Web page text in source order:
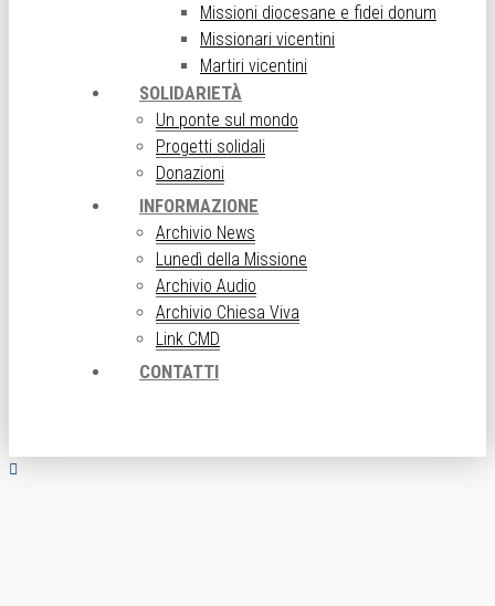
Missioni diocesane e fidei donum
Missionari vicentini
Martiri vicentini
SOLIDARIETÀ
Un ponte sul mondo
Progetti solidali
Donazioni
INFORMAZIONE
Archivio News
Lunedì della Missione
Archivio Audio
Archivio Chiesa Viva
Link CMD
CONTATTI